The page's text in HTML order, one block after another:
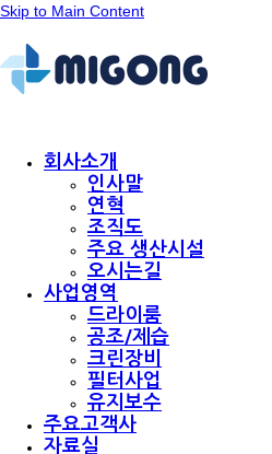
Skip to Main Content
회사소개
인사말
연혁
조직도
주요 생산시설
오시는길
사업영역
드라이룸
공조/제습
크린장비
필터사업
유지보수
주요고객사
자료실